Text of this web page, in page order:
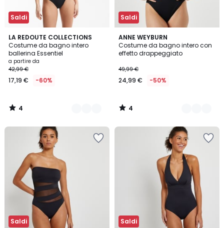
Saldi
LA REDOUTE COLLECTIONS
Costume da bagno intero
ballerina Essentiel
a partire da
42,99 €
17,19 € -60%
4
/
5
2
Colori
4
/
Saldi
ANNE WEYBURN
Costume da bagno intero con
effetto drappeggiato
49,99 €
24,99 € -50%
4
/
5
3
Colori
4
/
Saldi Saldi